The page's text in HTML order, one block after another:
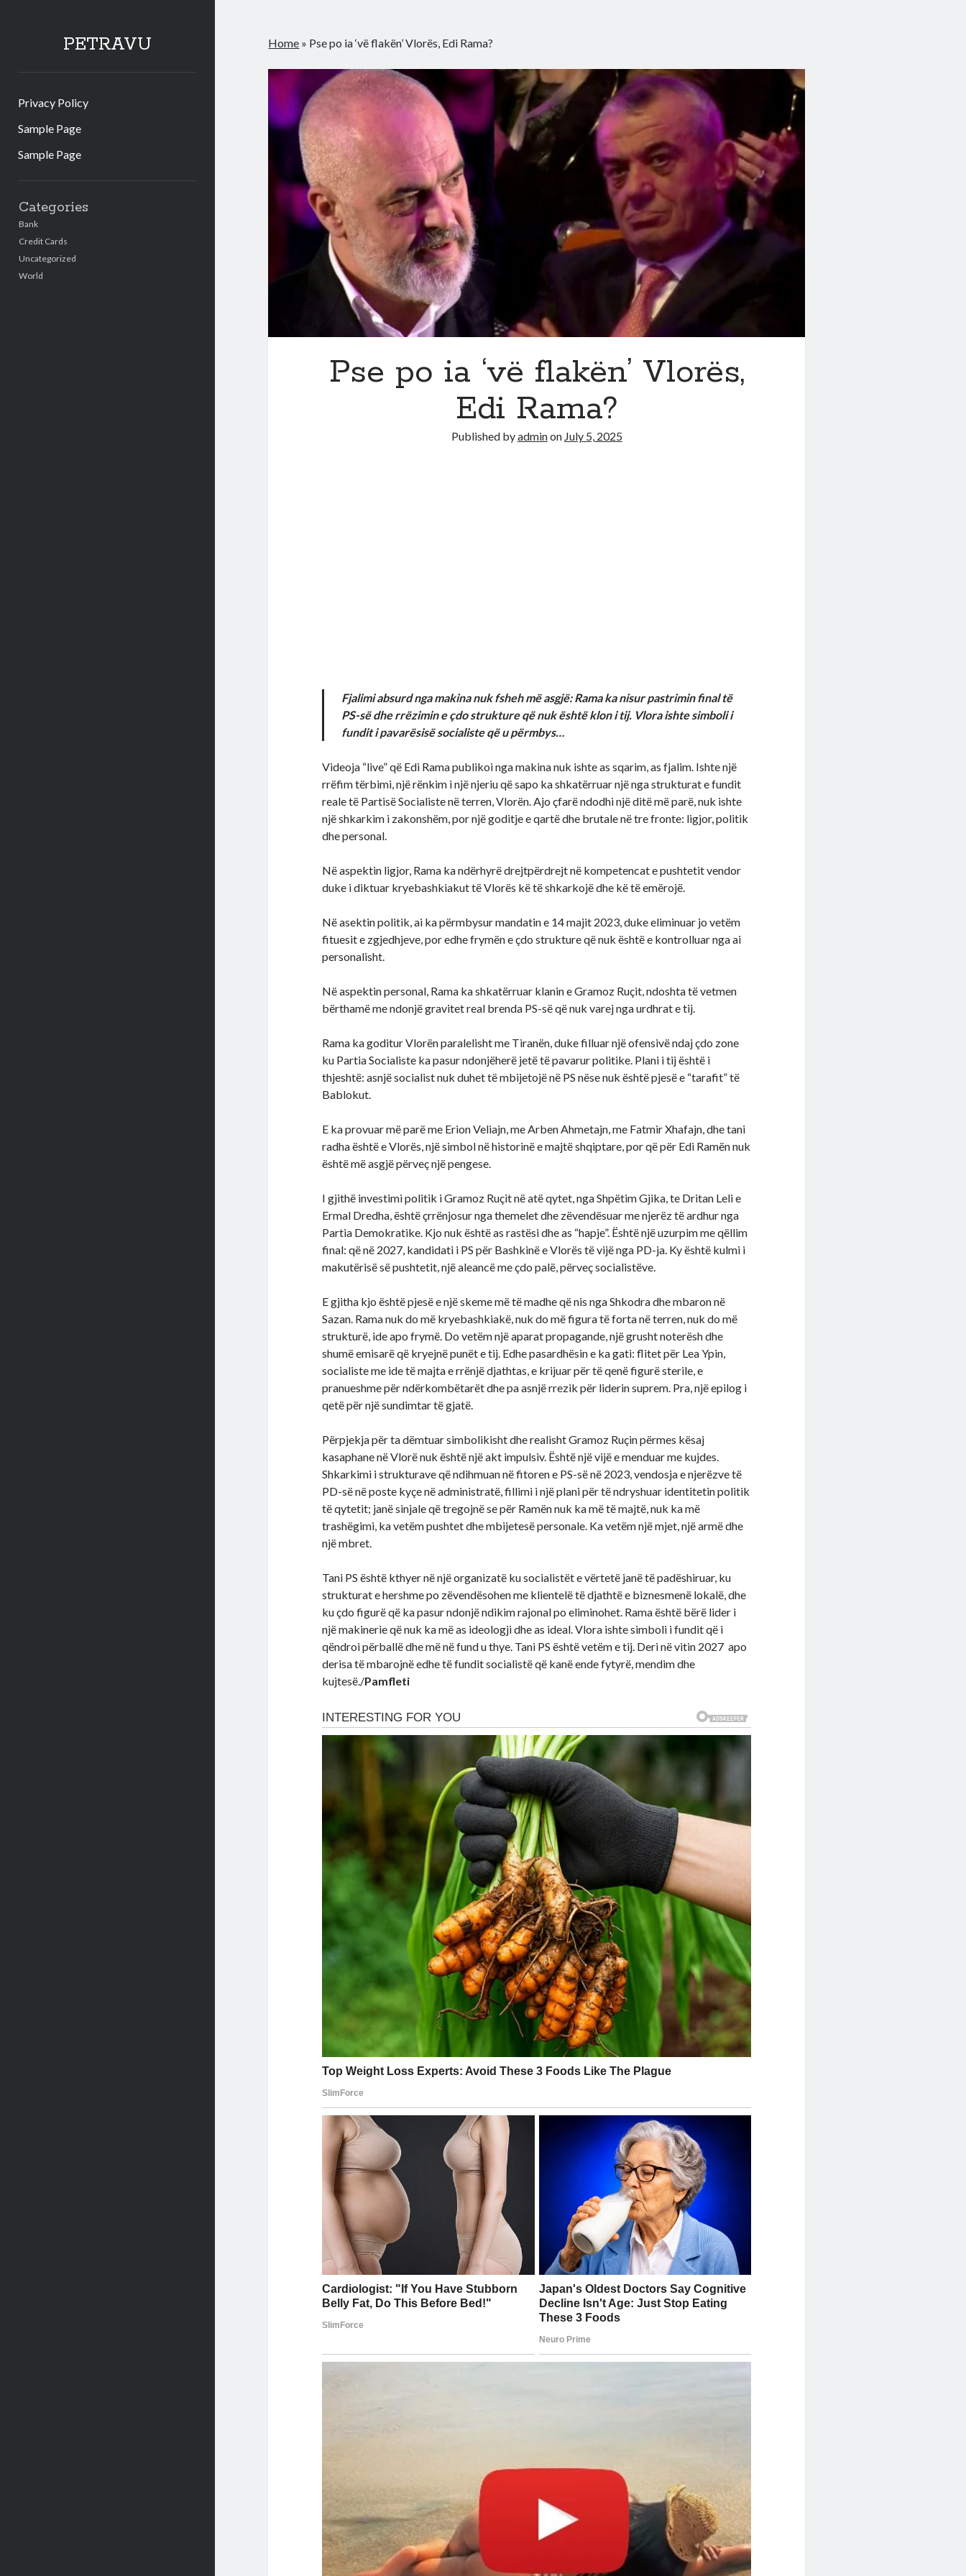
PETRAVU
Privacy Policy
Sample Page
Sample Page
Categories
Bank
Credit Cards
Uncategorized
World
Home » Pse po ia ‘vë flakën’ Vlorës, Edi Rama?
Pse po ia ‘vë flakën’ Vlorës,
Edi Rama?
Published byadminon July 5, 2025
Fjalimi absurd nga makina nuk fsheh më asgjë: Rama ka nisur pastrimin final të
PS-së dhe rrëzimin e çdo strukture që nuk është klon i tij. Vlora ishte simboli i
fundit i pavarësisë socialiste që u përmbys…
Videoja “live” që Edi Rama publikoi nga makina nuk ishte as sqarim, as fjalim. Ishte një
rrëfim tërbimi, një rënkim i një njeriu që sapo ka shkatërruar një nga strukturat e fundit
reale të Partisë Socialiste në terren, Vlorën. Ajo çfarë ndodhi një ditë më parë, nuk ishte
një shkarkim i zakonshëm, por një goditje e qartë dhe brutale në tre fronte: ligjor, politik
dhe personal.
Në aspektin ligjor, Rama ka ndërhyrë drejtpërdrejt në kompetencat e pushtetit vendor
duke i diktuar kryebashkiakut të Vlorës kë të shkarkojë dhe kë të emërojë.
Në asektin politik, ai ka përmbysur mandatin e 14 majit 2023, duke eliminuar jo vetëm
fituesit e zgjedhjeve, por edhe frymën e çdo strukture që nuk është e kontrolluar nga ai
personalisht.
Në aspektin personal, Rama ka shkatërruar klanin e Gramoz Ruçit, ndoshta të vetmen
bërthamë me ndonjë gravitet real brenda PS-së që nuk varej nga urdhrat e tij.
Rama ka goditur Vlorën paralelisht me Tiranën, duke filluar një ofensivë ndaj çdo zone
ku Partia Socialiste ka pasur ndonjëherë jetë të pavarur politike. Plani i tij është i
thjeshtë: asnjë socialist nuk duhet të mbijetojë në PS nëse nuk është pjesë e “tarafit” të
Bablokut.
E ka provuar më parë me Erion Veliajn, me Arben Ahmetajn, me Fatmir Xhafajn, dhe tani
radha është e Vlorës, një simbol në historinë e majtë shqiptare, por që për Edi Ramën nuk
është më asgjë përveç një pengese.
I gjithë investimi politik i Gramoz Ruçit në atë qytet, nga Shpëtim Gjika, te Dritan Leli e
Ermal Dredha, është çrrënjosur nga themelet dhe zëvendësuar me njerëz të ardhur nga
Partia Demokratike. Kjo nuk është as rastësi dhe as “hapje”. Është një uzurpim me qëllim
final: që në 2027, kandidati i PS për Bashkinë e Vlorës të vijë nga PD-ja. Ky është kulmi i
makutërisë së pushtetit, një aleancë me çdo palë, përveç socialistëve.
E gjitha kjo është pjesë e një skeme më të madhe që nis nga Shkodra dhe mbaron në
Sazan. Rama nuk do më kryebashkiakë, nuk do më figura të forta në terren, nuk do më
strukturë, ide apo frymë. Do vetëm një aparat propagande, një grusht noterësh dhe
shumë emisarë që kryejnë punët e tij. Edhe pasardhësin e ka gati: flitet për Lea Ypin,
socialiste me ide të majta e rrënjë djathtas, e krijuar për të qenë figurë sterile, e
pranueshme për ndërkombëtarët dhe pa asnjë rrezik për liderin suprem. Pra, një epilog i
qetë për një sundimtar të gjatë.
Përpjekja për ta dëmtuar simbolikisht dhe realisht Gramoz Ruçin përmes kësaj
kasaphane në Vlorë nuk është një akt impulsiv. Është një vijë e menduar me kujdes.
Shkarkimi i strukturave që ndihmuan në fitoren e PS-së në 2023, vendosja e njerëzve të
PD-së në poste kyçe në administratë, fillimi i një plani për të ndryshuar identitetin politik
të qytetit; janë sinjale që tregojnë se për Ramën nuk ka më të majtë, nuk ka më
trashëgimi, ka vetëm pushtet dhe mbijetesë personale. Ka vetëm një mjet, një armë dhe
një mbret.
Tani PS është kthyer në një organizatë ku socialistët e vërtetë janë të padëshiruar, ku
strukturat e hershme po zëvendësohen me klientelë të djathtë e biznesmenë lokalë, dhe
ku çdo figurë që ka pasur ndonjë ndikim rajonal po eliminohet. Rama është bërë lider i
një makinerie që nuk ka më as ideologji dhe as ideal. Vlora ishte simboli i fundit që i
qëndroi përballë dhe më në fund u thye. Tani PS është vetëm e tij. Deri në vitin 2027 apo
derisa të mbarojnë edhe të fundit socialistë që kanë ende fytyrë, mendim dhe
kujtesë./Pamfleti